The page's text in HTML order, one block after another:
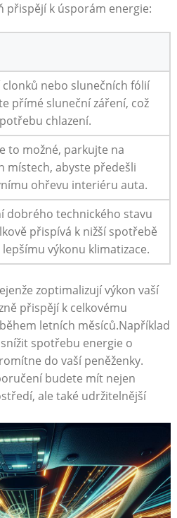
přispějí k úsporám energie:
clonků ‌nebo‌ slunečních fólií
přímé sluneční záření, což⁢
⁣chlazení.
to možné, parkujte ⁤na
místech, abyste předešli
ohřevu interiéru​ auta.
dobrého‌ technického stavu
přispívá k⁣ nižší spotřebě
lepšímu výkonu klimatizace.
‍zoptimalizují výkon vaší
přispějí k celkovému
letních měsíců.Například
spotřebu ​energie o
do ⁤vaší peněženky.
budete mít nejen
ale ‍také udržitelnější